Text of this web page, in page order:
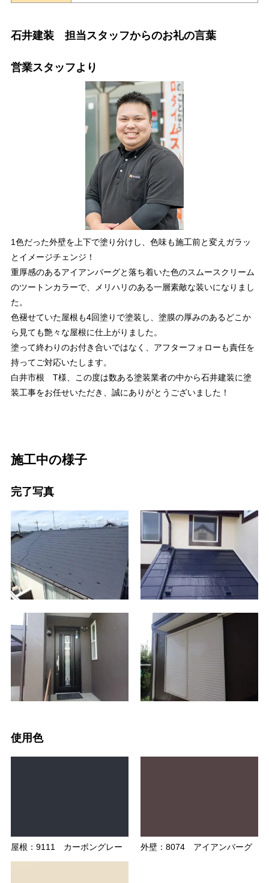
石井建装 担当スタッフからのお礼の言葉
営業スタッフより
1色だった外壁を上下で塗り分けし、色味も施工前と変えガラッ
とイメージチェンジ！
重厚感のあるアイアンバーグと落ち着いた色のスムースクリーム
のツートンカラーで、メリハリのある一層素敵な装いになりまし
た。
色褪せていた屋根も4回塗りで塗装し、塗膜の厚みのあるどこか
ら見ても艶々な屋根に仕上がりました。
塗って終わりのお付き合いではなく、アフターフォローも責任を
持ってご対応いたします。
白井市根 T様、この度は数ある塗装業者の中から石井建装に塗
装工事をお任せいただき、誠にありがとうございました！
施工中の様子
完了写真
使用色
屋根：9111 カーボングレー 外壁：8074 アイアンバーグ